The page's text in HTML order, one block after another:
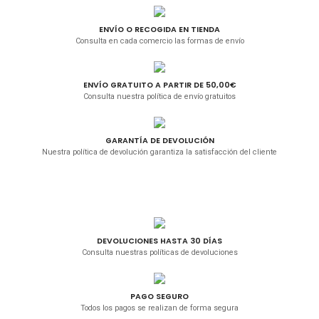
ENVÍO O RECOGIDA EN TIENDA
Consulta en cada comercio las formas de envío
ENVÍO GRATUITO A PARTIR DE 50,00€
Consulta nuestra política de envío gratuitos
GARANTÍA DE DEVOLUCIÓN
Nuestra política de devolución garantiza la satisfacción del cliente
DEVOLUCIONES HASTA 30 DÍAS
Consulta nuestras políticas de devoluciones
PAGO SEGURO
Todos los pagos se realizan de forma segura